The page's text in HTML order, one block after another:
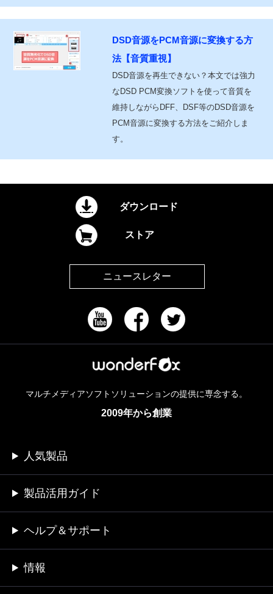
DSD音源をPCM音源に変換する方
法【音質重視】
DSD音源を再生できない？本文では強力
なDSD PCM変換ソフトを使って音質を
維持しながらDFF、DSF等のDSD音源を
PCM音源に変換する方法をご紹介しま
す。
ダウンロード
ストア
ニュースレター
マルチメディアソフトソリューションの提供に専念する。
2009年から創業
人気製品
製品活用ガイド
ヘルプ＆サポート
情報